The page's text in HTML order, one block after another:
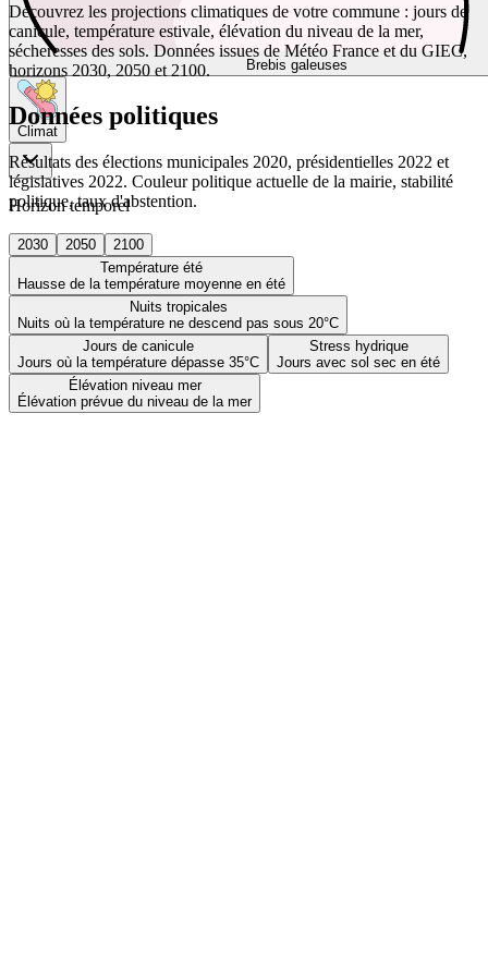
Brebis galeuses
Climat
Horizon temporel
2030 2050
2100
Température été
Hausse de la température moyenne en été
Nuits tropicales
Nuits où la température ne descend pas sous 20°C
Jours de canicule
Jours où la température dépasse 35°C
Stress hydrique
Jours avec sol sec en été
Élévation niveau mer
Élévation prévue du niveau de la mer
Découvrez les projections climatiques de votre commune : jours de
canicule, température estivale, élévation du niveau de la mer,
sécheresses des sols. Données issues de Météo France et du GIEC,
horizons 2030, 2050 et 2100.
Données politiques
Résultats des élections municipales 2020, présidentielles 2022 et
législatives 2022. Couleur politique actuelle de la mairie, stabilité
politique, taux d'abstention.